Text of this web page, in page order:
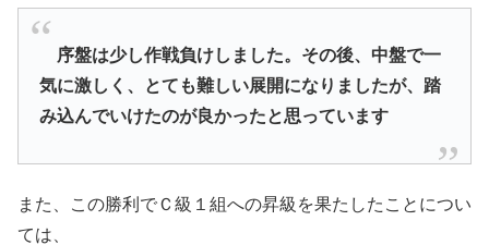
序盤は少し作戦負けしました。その後、中盤で一
気に激しく、とても難しい展開になりましたが、踏
み込んでいけたのが良かったと思っています
また、この勝利でＣ級１組への昇級を果たしたことについ
ては、